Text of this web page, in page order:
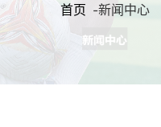
首页 -新闻中心